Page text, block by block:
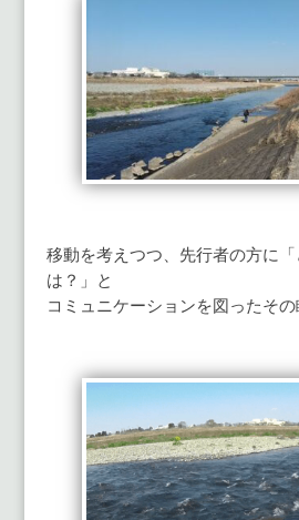
移動を考えつつ、先行者の方に
は？」と
コミュニケーションを図ったそ